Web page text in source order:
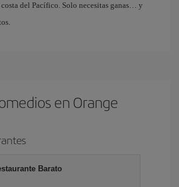
del Pacífico. Solo necesitas ganas… y
en Orange
Barato